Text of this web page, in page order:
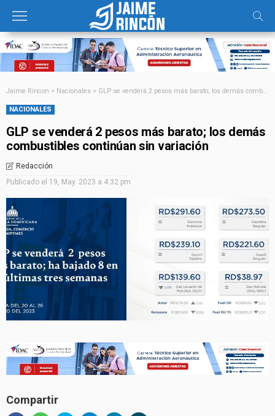
Jaime Rincon > Nacionales > GLP se venderá 2 pesos más barato; los demás combustibles continúan sin variación
NACIONALES
GLP se venderá 2 pesos más barato; los demás
combustibles continúan sin variación
Redacción
Publicado el 19, May. 2023 a 4:32 pm
Compartir